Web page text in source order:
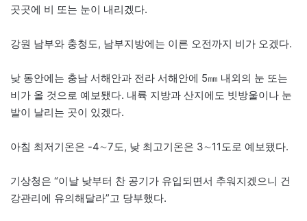
곳곳에 비 또는 눈이 내리겠다.
강원 남부와 충청도, 남부지방에는 이른 오전까지 비가 오겠다.
낮 동안에는 충남 서해안과 전라 서해안에 5㎜ 내외의 눈 또는
비가 올 것으로 예보됐다. 내륙 지방과 산지에도 빗방울이나 눈
발이 날리는 곳이 있겠다.
아침 최저기온은 -4∼7도, 낮 최고기온은 3∼11도로 예보됐다.
기상청은 “이날 낮부터 찬 공기가 유입되면서 추워지겠으니 건
강관리에 유의해달라”고 당부했다.